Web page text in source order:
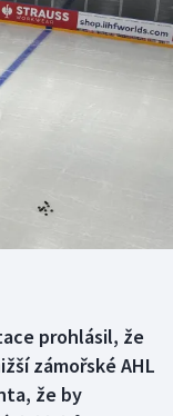
prohlásil, že
zámořské AHL
že by